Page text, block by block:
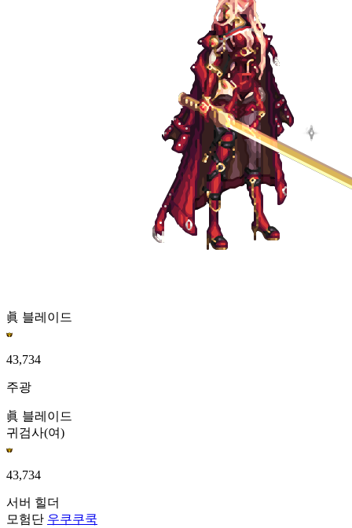
眞 블레이드
43,734
주광
眞 블레이드
귀검사(여)
43,734
서버 힐더
모험단 우쿠쿠쿡